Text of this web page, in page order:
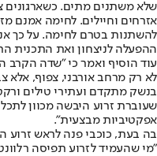
שלא משתנים מתים. כשארגונים
אזרחים וחיילים. לחימה אמנם
להשתנות בטרם לחימה. על כך
ההפעלה לניצחון ואת התכנית
עוד הוסיף ואמר כי "שדה הקרב
לא רק מרחב אורבני, צפוף, אלא
בנשק מתקדם ועתירי טילים
שעוברת זרוע היבשה מכוון
אפקטיביות מבצעית".
בה בעת, כוכבי פנה לראש זרוע
"מי שהעמיד לזרוע תפיסה